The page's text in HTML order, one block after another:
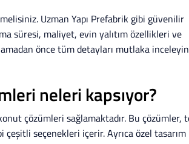
Uzman Yapı Prefabrik gibi güvenilir
süresi, maliyet, evin yalıtım özellikleri ve
önce tüm detayları mutlaka inceleyin
neleri kapsıyor?
çözümleri sağlamaktadır. Bu çözümler,
seçenekleri içerir. Ayrıca özel tasarım